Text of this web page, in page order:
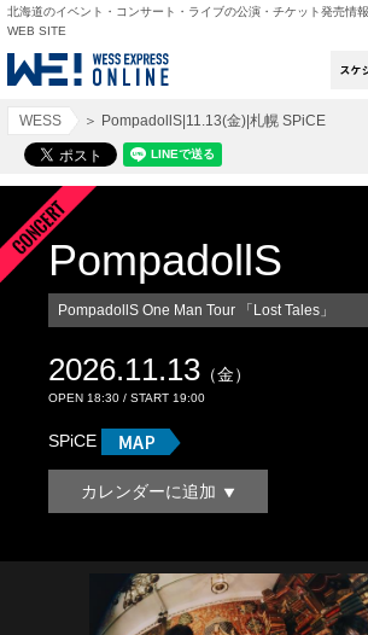
北海道のイベント・コンサート・ライブの公演・チケット発売情
WEB SITE
WESS ＞ PompadollS|11.13(金)|札幌 SPiCE
PompadollS
PompadollS One Man Tour 「Lost Tales」
2026.11.13 （金）
OPEN 18:30 / START 19:00
SPiCE
カレンダーに追加